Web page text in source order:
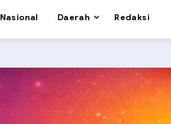
Nasional Daerah Redaksi